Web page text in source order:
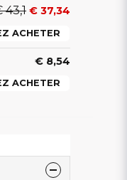
43,1 € 37,34
ACHETER
€ 8,54
ACHETER